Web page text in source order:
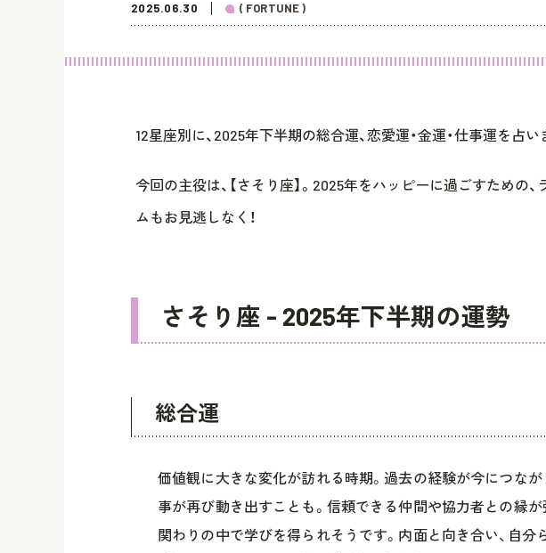
2025.06.30 ( FORTUNE )
12星座別に、2025年下半期の総合運、恋愛運・金運・仕事運を占い
今回の主役は、【さそり座】。2025年をハッピーに過ごすための
ムもお見逃しなく！
さそり座 - 2025年下半期の運勢
総合運
価値観に大きな変化が訪れる時期。過去の経験が今につなが
事が再び動き出すことも。信頼できる仲間や協力者との縁が
関わりの中で学びを得られそうです。内面と向き合い、自分